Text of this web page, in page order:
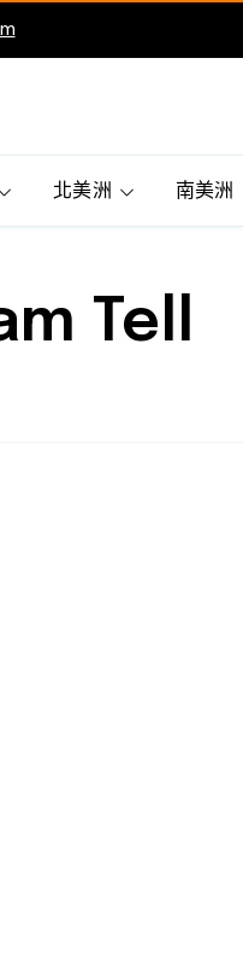
北美洲 南美洲
Tell